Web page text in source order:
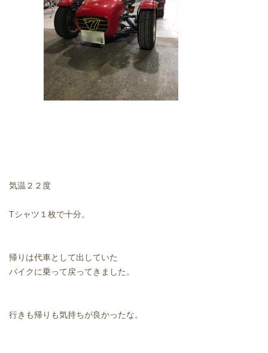
気温２２度
Tシャツ１枚で十分。
帰りは代車として出していた
バイクに乗って戻ってきました。
行きも帰りも気持ちが良かったな。